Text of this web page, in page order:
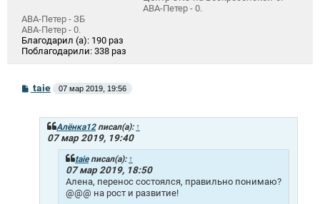
АВА-Петер - 0.
АВА-Петер - ЗБ
АВА-Петер - 0.
Благодарил (а): 190 раз
Поблагодарили: 338 раз
С
о
taie 07 мар 2019, 19:56
Алёнка12писал(а): ↑
07 мар 2019, 19:40
taieписал(а): ↑
07 мар 2019, 18:50
Алена, перенос состоялся, правильно понимаю?
@@@ на рост и развитие!